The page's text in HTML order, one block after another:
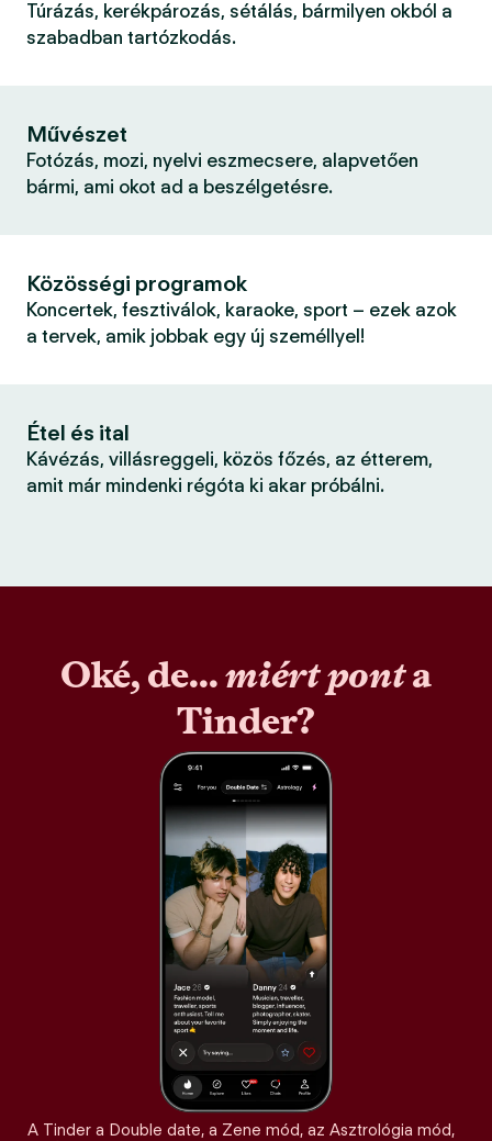
Túrázás, kerékpározás, sétálás, bármilyen okból a
szabadban tartózkodás.
Művészet
Fotózás, mozi, nyelvi eszmecsere, alapvetően
bármi, ami okot ad a beszélgetésre.
Közösségi programok
Koncertek, fesztiválok, karaoke, sport – ezek azok
a tervek, amik jobbak egy új személlyel!
Étel és ital
Kávézás, villásreggeli, közös főzés, az étterem,
amit már mindenki régóta ki akar próbálni.
Oké, de...miért ponta
Tinder?
A Tinder a Double date, a Zene mód, az Asztrológia mód,